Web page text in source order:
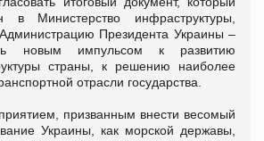
в Министерство инфраструктуры,
Президента Украины –
новым импульсом к развитию
страны, к решению наиболее
отрасли государства.
призванным внести весомый
Украины, как морской державы,